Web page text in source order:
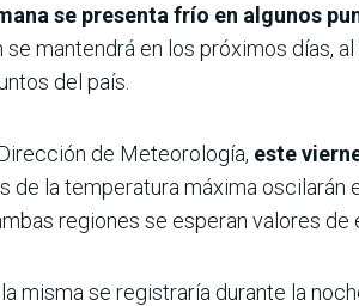
se presenta frío en algunos
se mantendrá en los próximos días,
del país.
de Meteorología, este
de la temperatura máxima
regiones se esperan valores de
misma se registraría durante la